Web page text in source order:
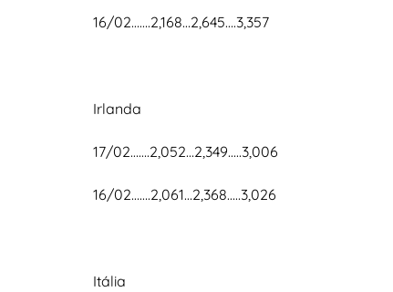
16/02…….2,168…2,645….3,357
Irlanda
17/02…….2,052…2,349…..3,006
16/02…….2,061…2,368…..3,026
Itália